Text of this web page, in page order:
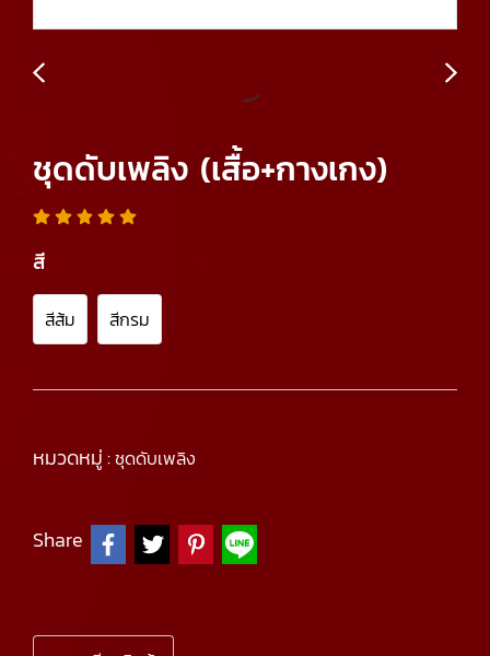
ชุดดับเพลิง (เสื้อ+กางเกง)
สี
สีส้ม สีกรม
หมวดหมู่ :ชุดดับเพลิง
Share